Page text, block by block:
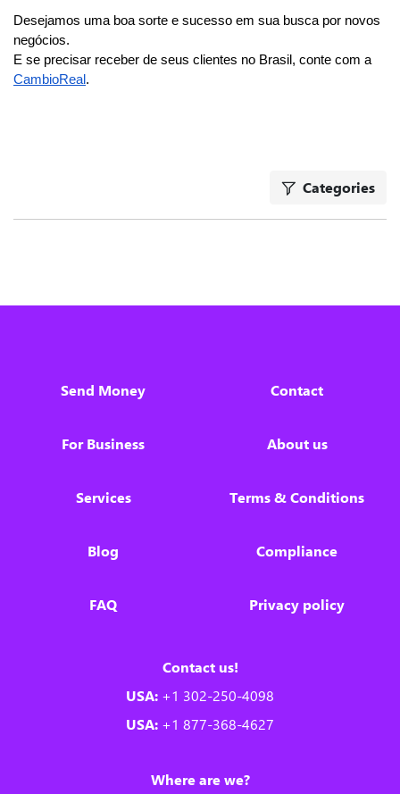
Desejamos uma boa sorte e sucesso em sua busca por novos
negócios.
E se precisar receber de seus clientes no Brasil, conte com a
CambioReal.
Categories
Send Money
For Business
Services
Blog
FAQ
Contact
About us
Terms & Conditions
Compliance
Privacy policy
Contact us!
USA: +1 302-250-4098
USA: +1 877-368-4627
Where are we?